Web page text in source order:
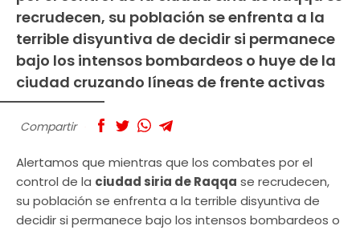
recrudecen, su población se enfrenta a la
terrible disyuntiva de decidir si permanece
bajo los intensos bombardeos o huye de la
ciudad cruzando líneas de frente activas
Compartir
Alertamos que mientras que los combates por el
control de la ciudad siria de Raqqa se recrudecen,
su población se enfrenta a la terrible disyuntiva de
decidir si permanece bajo los intensos bombardeos o